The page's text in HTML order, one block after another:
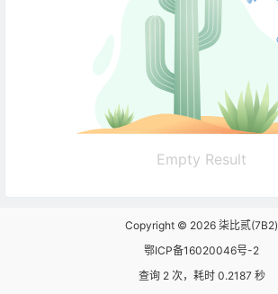
Empty Result
Copyright © 2026 柒比贰(7B2)
鄂ICP备16020046号-2
查询 2 次，耗时 0.2187 秒